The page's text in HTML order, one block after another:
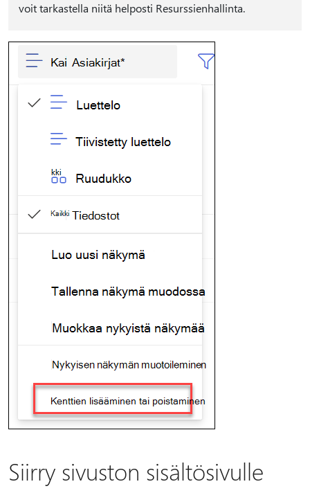
voit tarkastella niitä helposti Resurssienhallinta.
Siirry sivuston sisältösivulle